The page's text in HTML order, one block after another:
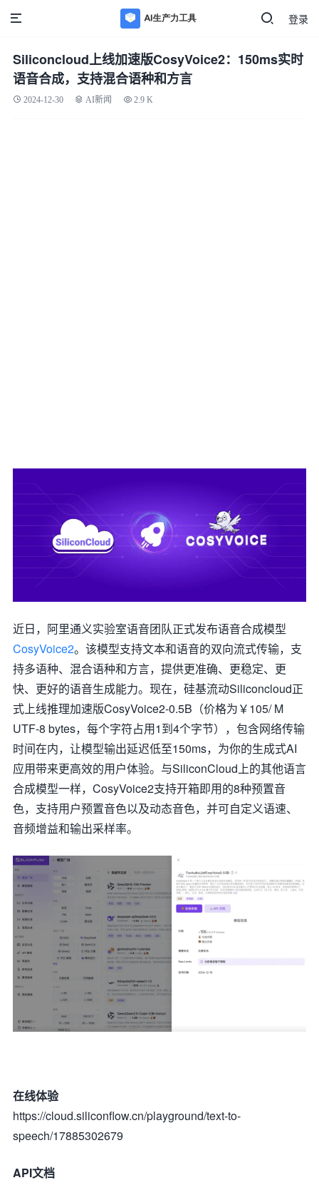
登录
Siliconcloud上线加速版CosyVoice2：150ms实时
语音合成，支持混合语种和方言
2024-12-30 AI新闻 2.9 K
近日，阿里通义实验室语音团队正式发布语音合成模型
CosyVoice2。该模型支持文本和语音的双向流式传输，支
持多语种、混合语种和方言，提供更准确、更稳定、更
快、更好的语音生成能力。现在，硅基流动Siliconcloud正
式上线推理加速版CosyVoice2-0.5B（价格为￥105/ M
UTF-8 bytes，每个字符占用1到4个字节），包含网络传输
时间在内，让模型输出延迟低至150ms，为你的生成式AI
应用带来更高效的用户体验。与SiliconCloud上的其他语言
合成模型一样，CosyVoice2支持开箱即用的8种预置音
色，支持用户预置音色以及动态音色，并可自定义语速、
音频增益和输出采样率。
在线体验
https://cloud.siliconflow.cn/playground/text-to-
speech/17885302679
API文档